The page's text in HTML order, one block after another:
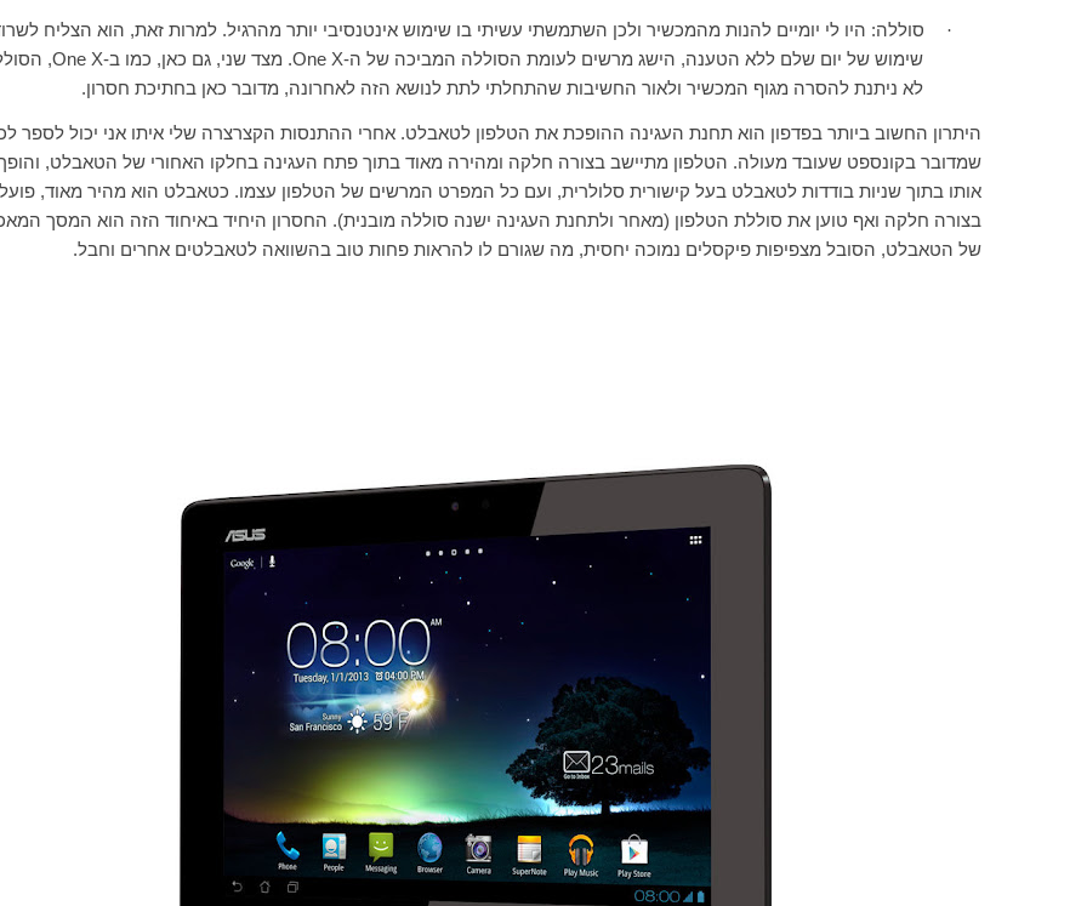
·
סוללה: היו לי יומיים להנות מהמכשיר ולכן השתמשתי עשיתי בו שימוש אינטנסיבי יותר מהרגיל. למרות זאת, הוא הצליח
שימוש של יום שלם ללא הטענה, הישג מרשים לעומת הסוללה המביכה של ה-One X. מצד שני, גם כאן, כמו ב-One X
,
לא ניתנת להסרה מגוף המכשיר ולאור החשיבות שהתחלתי לתת לנושא הזה לאחרונה, מדובר כאן בחתיכת חסרון.
היתרון החשוב ביותר בפדפון הוא תחנת העגינה ההופכת את הטלפון לטאבלט. אחרי ההתנסות הקצרצרה שלי איתו אני יכול לספר
שמדובר בקונספט שעובד מעולה. הטלפון מתיישב בצורה חלקה ומהירה מאוד בתוך פתח העגינה בחלקו האחורי של הטאבלט,
אותו בתוך שניות בודדות לטאבלט בעל קישורית סלולרית, ועם כל המפרט המרשים של הטלפון עצמו. כטאבלט הוא מהיר מאוד, פועל
בצורה חלקה ואף טוען את סוללת הטלפון (מאחר ולתחנת העגינה ישנה סוללה מובנית). החסרון היחיד באיחוד הזה הוא המסך
של הטאבלט, הסובל מצפיפות פיקסלים נמוכה יחסית, מה שגורם לו להראות פחות טוב בהשוואה לטאבלטים אחרים וחבל.